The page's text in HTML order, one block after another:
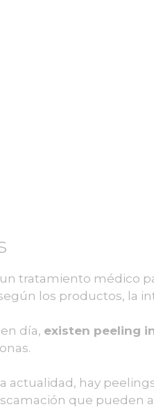
tratamiento médico
los productos, la
día, existen peeling
actualidad, hay
que pueden